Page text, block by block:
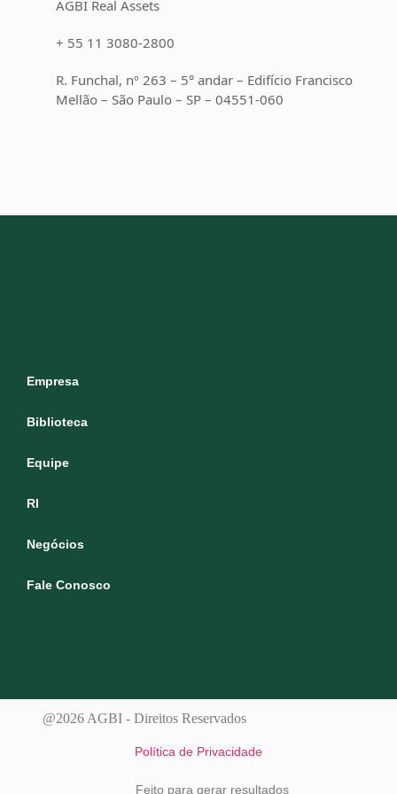
AGBI Real Assets
+ 55 11 3080-2800
R. Funchal, nº 263 – 5° andar – Edifício Francisco
Mellão – São Paulo – SP – 04551-060
Empresa
Biblioteca
Equipe
RI
Negócios
Fale Conosco
@2026 AGBI - Direitos Reservados
Política de Privacidade
Feito para gerar resultados